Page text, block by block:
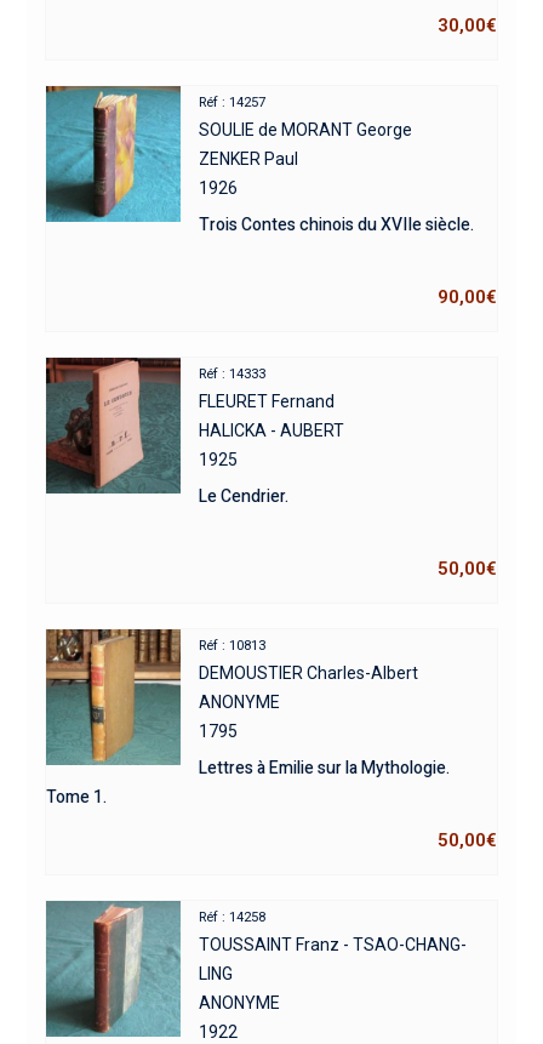
30,00€
Réf : 14257
SOULIE de MORANT George
ZENKER Paul
1926
Trois Contes chinois du XVIIe siècle.
90,00€
Réf : 14333
FLEURET Fernand
HALICKA - AUBERT
1925
Le Cendrier.
50,00€
Réf : 10813
DEMOUSTIER Charles-Albert
ANONYME
1795
Lettres à Emilie sur la Mythologie.
Tome 1.
50,00€
Réf : 14258
TOUSSAINT Franz - TSAO-CHANG-
LING
ANONYME
1922